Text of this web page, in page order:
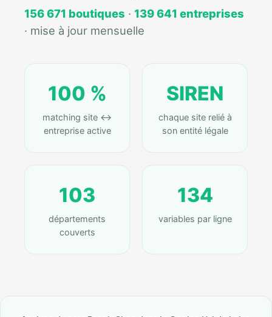
156 671 boutiques · 139 641 entreprises
· mise à jour mensuelle
100 %
matching site ↔
entreprise active
SIREN
chaque site relié à
son entité légale
103
départements
couverts
134
variables par ligne